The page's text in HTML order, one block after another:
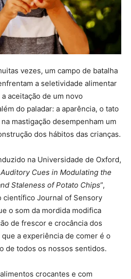
vezes, um campo de batalha
a seletividade alimentar
aceitação de um novo
do paladar: a aparência, o tato
mastigação desempenham um
dos hábitos das crianças.
na Universidade de Oxford,
Cues in Modulating the
Staleness of Potato Chips”,
científico Journal of Sensory
o som da mordida modifica
de frescor e crocância dos
a experiência de comer é o
de todos os nossos sentidos.
crocantes e com